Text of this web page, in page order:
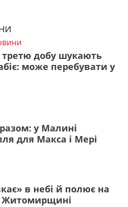
добу шукають
може перебувати у
у Малині
для Макса і Мері
в небі й полює на